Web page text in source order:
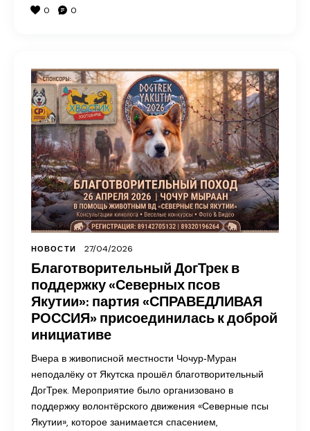
0 0
НОВОСТИ 27/04/2026
Благотворительный ДогТрек в
поддержку «Северных псов
Якутии»: партия «СПРАВЕДЛИВАЯ
РОССИЯ» присоединилась к доброй
инициативе
Вчера в живописной местности Чочур‑Муран
неподалёку от Якутска прошёл благотворительный
ДогТрек. Мероприятие было организовано в
поддержку волонтёрского движения «Северные псы
Якутии», которое занимается спасением,